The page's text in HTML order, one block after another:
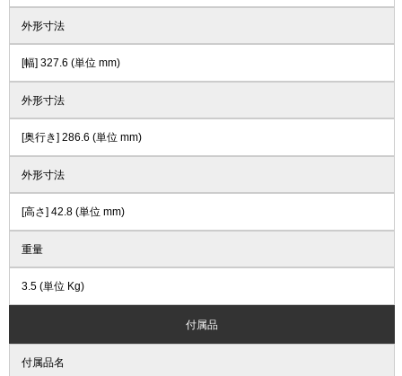
外形寸法
[幅] 327.6 (単位 mm)
外形寸法
[奥行き] 286.6 (単位 mm)
外形寸法
[高さ] 42.8 (単位 mm)
重量
3.5 (単位 Kg)
付属品
付属品名